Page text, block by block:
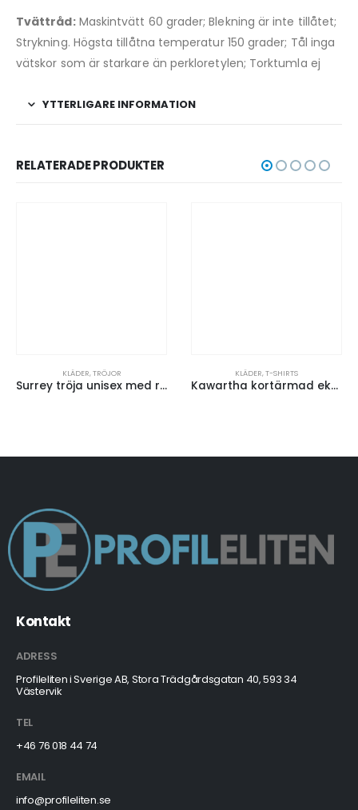
Tvättråd:Maskintvätt 60 grader; Blekning är inte tillåtet;
Strykning. Högsta tillåtna temperatur 150 grader; Tål inga
vätskor som är starkare än perkloretylen; Torktumla ej
YTTERLIGARE INFORMATION
RELATERADE PRODUKTER
Surrey tröja unisex med rund hals
KLÄDER
Kawartha kortärmad ekologisk t-shirt dam
KLÄDER
Kontakt
ADRESS
Profileliten i Sverige AB, Stora Trädgårdsgatan 40, 593 34
Västervik
TEL
+46 76 018 44 74
EMAIL
info@profileliten.se